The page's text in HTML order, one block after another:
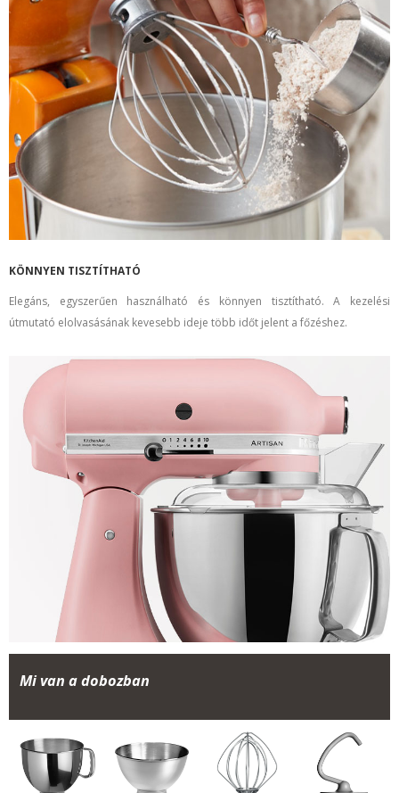
KÖNNYEN TISZTÍTHATÓ
Elegáns, egyszerűen használható és könnyen tisztítható. A kezelési
útmutató elolvasásának kevesebb ideje több időt jelent a főzéshez.
Mi van a dobozban